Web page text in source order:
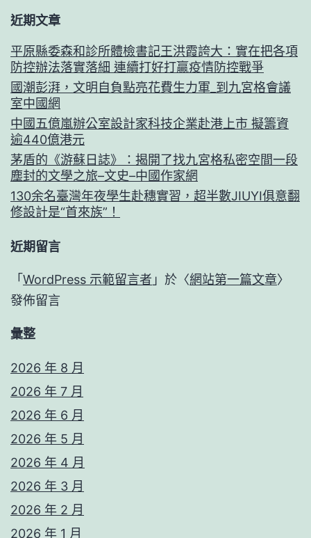
近期文章
平原縣委森和診所體檢書記王洪霞誇大：實在把各項
防控辦法落實落細 連續打好打贏疫情防控戰爭
國潮彭湃，文明自負點亮花費生力軍_到九宮格會議
室中國網
中國五億嵐辦公室設計家科技企業赴港上市 擬籌資
逾440億港元
茅盾的《游蘇日誌》：揭開了找九宮格私密空間一段
塵封的文學之旅–文史–中國作家網
130余名臺灣年夜學生赴穗實習，超半數JIUYI俱意翻
修設計是“首來族”！
近期留言
「 WordPress 示範留言者 」於〈網站第一篇文章〉
發佈留言
彙整
2026 年 8 月
2026 年 7 月
2026 年 6 月
2026 年 5 月
2026 年 4 月
2026 年 3 月
2026 年 2 月
2026 年 1 月